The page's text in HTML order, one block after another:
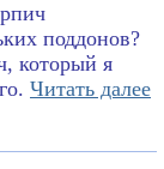
поддонов?
который я
Читать далее